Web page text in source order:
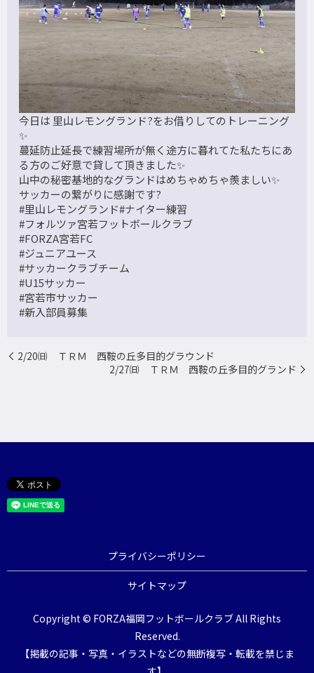
今日は 里山レモングランド?をお借りしてのトレーニング
✨
蔓延防止延長で練習場所が無く途方に暮れてた私たちにあ
る方のご好意で貸して頂きました✨
山中の秘密基地的なグランドはめちゃめちゃ羨ましい✨
サッカーの繋がりに感謝です?
#里山レモングランド#ナイター練習
#フォルツァ宮若フットボールクラブ
#FORZA宮若FC
#ジュニアユース
#サッカークラブチーム
#U15サッカー
#宮若市サッカー
#新入部員募集
2/20㈰ ＴＲＭ 西鞍の丘多目的グラウンド
2/27㈰ ＴＲＭ 西鞍の丘多目的グランド
プライバシーポリシー
サイトマップ
Copyright © FORZA福岡フットボールクラブ All Rights
Reserved.
【掲載の記事・写真・イラストなどの無断複写・転載を禁じま